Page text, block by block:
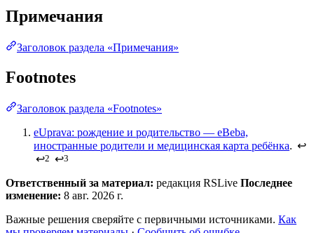
Примечания
Заголовок раздела «Примечания»
Footnotes
Заголовок раздела «Footnotes»
eUprava: рождение и родительство — eBeba,
иностранные родители и медицинская карта ребёнка. ↩
↩2 ↩3
Ответственный за материал: редакция RSLive Последнее
изменение: 8 авг. 2026 г.
Важные решения сверяйте с первичными источниками. Как